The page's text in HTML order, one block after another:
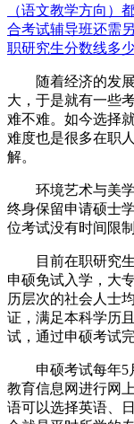
（语文教学方向）
合考试辅导班还需
职研究生分数线多
随着经济的发展
大，于是就有一些
难不难。如今选择
难度也是很多在职
解。
环境艺术与美学
终身保留申请硕士
位考试没有时间限
目前在职研究生
申硕免试入学，大
历层次的社会人士
证，满足本科学历
试，通过申硕考试
申硕考试每年5月
教育信息网进行网
语可以选择英语、